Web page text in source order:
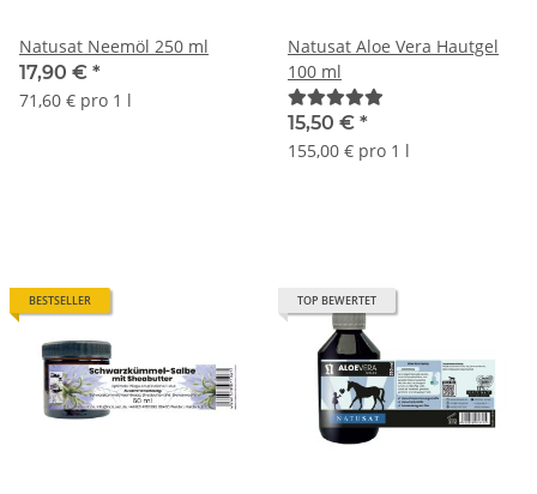
Natusat Neemöl 250 ml
17,90 € *
71,60 € pro 1 l
Natusat Aloe Vera Hautgel
100 ml
15,50 € *
155,00 € pro 1 l
BESTSELLER TOP BEWERTET